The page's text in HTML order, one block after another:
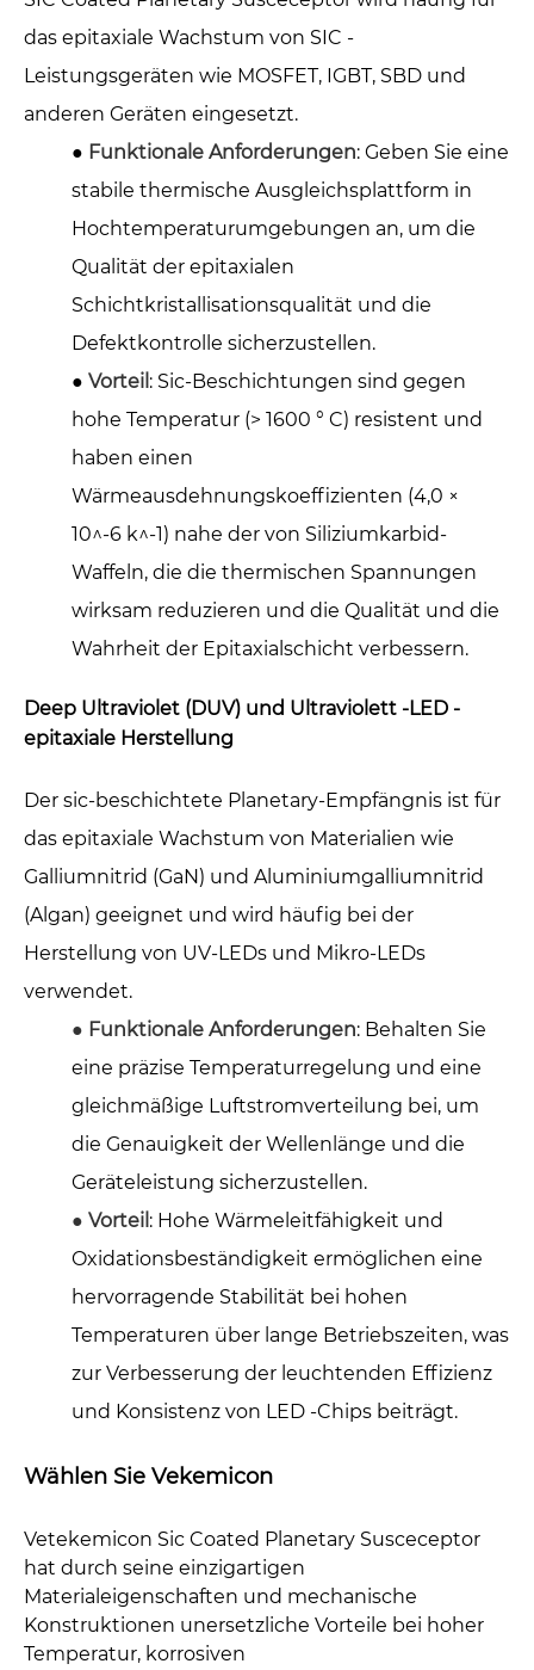
das epitaxiale Wachstum von SIC -
Leistungsgeräten wie MOSFET, IGBT, SBD und
anderen Geräten eingesetzt.
● Funktionale Anforderungen: Geben Sie eine
stabile thermische Ausgleichsplattform in
Hochtemperaturumgebungen an, um die
Qualität der epitaxialen
Schichtkristallisationsqualität und die
Defektkontrolle sicherzustellen.
● Vorteil : Sic-Beschichtungen sind gegen
hohe Temperatur (> 1600 ° C) resistent und
haben einen
Wärmeausdehnungskoeffizienten (4,0 ×
10^-6 k^-1) nahe der von Siliziumkarbid-
Waffeln, die die thermischen Spannungen
wirksam reduzieren und die Qualität und die
Wahrheit der Epitaxialschicht verbessern.
Deep Ultraviolet (DUV) und Ultraviolett -LED -
epitaxiale Herstellung
Der sic-beschichtete Planetary-Empfängnis ist für
das epitaxiale Wachstum von Materialien wie
Galliumnitrid (GaN) und Aluminiumgalliumnitrid
(Algan) geeignet und wird häufig bei der
Herstellung von UV-LEDs und Mikro-LEDs
verwendet.
● Funktionale Anforderungen: Behalten Sie
eine präzise Temperaturregelung und eine
gleichmäßige Luftstromverteilung bei, um
die Genauigkeit der Wellenlänge und die
Geräteleistung sicherzustellen.
● Vorteil : Hohe Wärmeleitfähigkeit und
Oxidationsbeständigkeit ermöglichen eine
hervorragende Stabilität bei hohen
Temperaturen über lange Betriebszeiten, was
zur Verbesserung der leuchtenden Effizienz
und Konsistenz von LED -Chips beiträgt.
Wählen Sie Vekemicon
Vetekemicon Sic Coated Planetary Susceceptor
hat durch seine einzigartigen
Materialeigenschaften und mechanische
Konstruktionen unersetzliche Vorteile bei hoher
Temperatur, korrosiven